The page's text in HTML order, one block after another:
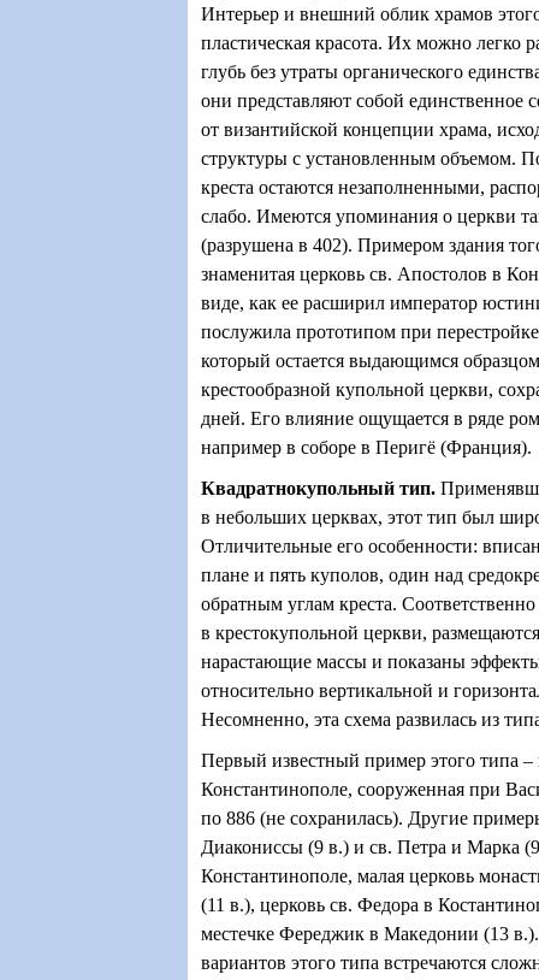
Интерьер и внешний облик храмов
пластическая красота. Их можно легко
глубь без утраты органического
они представляют собой единственное
от византийской концепции храма,
структуры с установленным объемом.
креста остаются незаполненными,
слабо. Имеются упоминания о церкви
(разрушена в 402). Примером здания
знаменитая церковь св. Апостолов в
виде, как ее расширил император
послужила прототипом при
который остается выдающимся
крестообразной купольной церкви,
дней. Его влияние ощущается в ряде
например в соборе в Перигё (Франция).
Квадратнокупольный тип.
в небольших церквах, этот тип был
Отличительные его особенности:
плане и пять куполов, один над
обратным углам креста.
в крестокупольной церкви,
нарастающие массы и показаны
относительно вертикальной и
Несомненно, эта схема развилась из
Первый известный пример этого типа –
Константинополе, сооруженная при
по 886 (не сохранилась). Другие
Диакониссы (9 в.) и св. Петра и Марка
Константинополе, малая церковь
(11 в.), церковь св. Федора в
местечке Фереджик в Македонии (13
вариантов этого типа встречаются